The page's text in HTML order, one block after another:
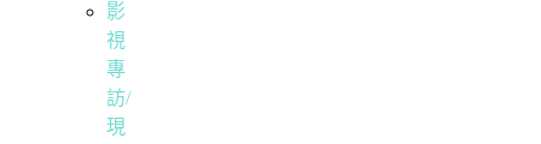
影
視
專
訪/
現